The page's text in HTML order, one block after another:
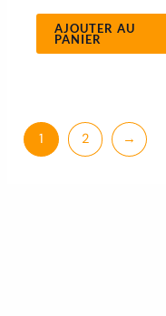
AJOUTER AU
PANIER
1 2 →